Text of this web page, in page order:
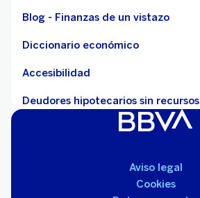
Blog - Finanzas de un vistazo
Diccionario económico
Accesibilidad
Deudores hipotecarios sin recursos
Aviso legal
Cookies